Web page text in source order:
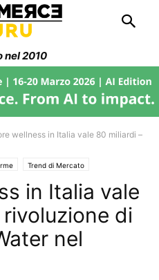
nel 2010
wellness in Italia vale 80 miliardi –
Trend di Mercato
in Italia vale
di
nel